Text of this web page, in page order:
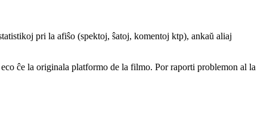
pri la afiŝo (spektoj, ŝatoj, komentoj ktp), ankaŭ aliaj
ĉe la originala platformo de la filmo. Por raporti problemon al la